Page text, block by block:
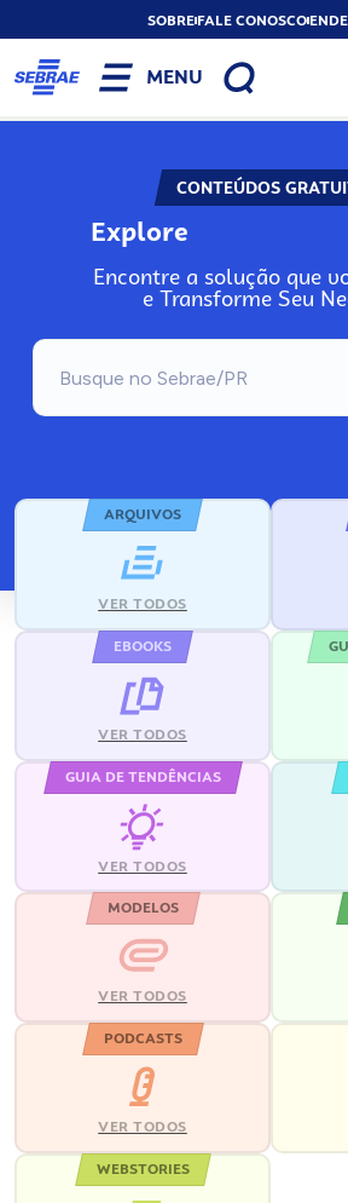
SOBREFALE CONOSCO
MENU
CONTEÚDOS
Explore
Encontre a solução que
e Transforme Seu
ARQUIVOS
VER TODOS
EBOOKS
VER TODOS
GUIA DE TENDÊNCIAS
VER TODOS
MODELOS
VER TODOS
PODCASTS
VER TODOS
WEBSTORIES